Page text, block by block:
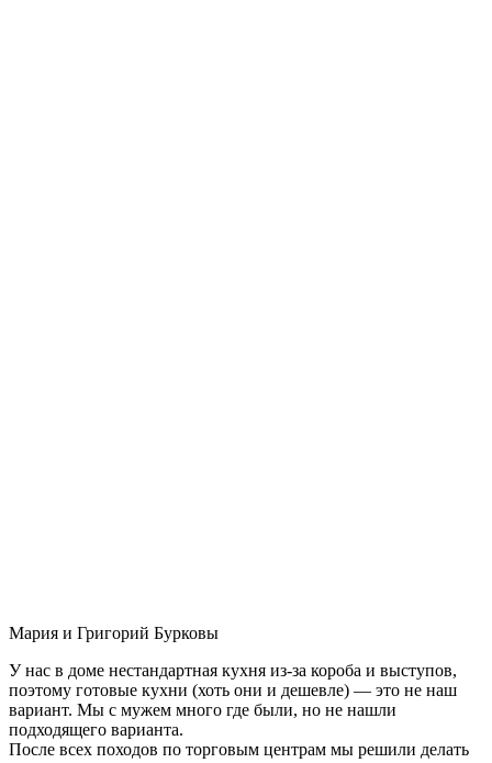
Мария и Григорий Бурковы
У нас в доме нестандартная кухня из-за короба и выступов,
поэтому готовые кухни (хоть они и дешевле) — это не наш
вариант. Мы с мужем много где были, но не нашли
подходящего варианта.
После всех походов по торговым центрам мы решили делать